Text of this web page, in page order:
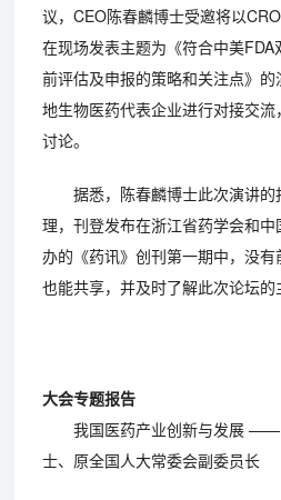
议，CEO陈春麟博士受邀将以
在现场发表主题为《符合中美
前评估及申报的策略和关注点》
地生物医药代表企业进行对接交
讨论。
据悉，陈春麟博士此次演讲
理，刊登发布在浙江省药学会和
办的《药讯》创刊第一期中，没
也能共享，并及时了解此次论坛的
大会专题报告
我国医药产业创新与发展
士、原全国人大常委会副委员长